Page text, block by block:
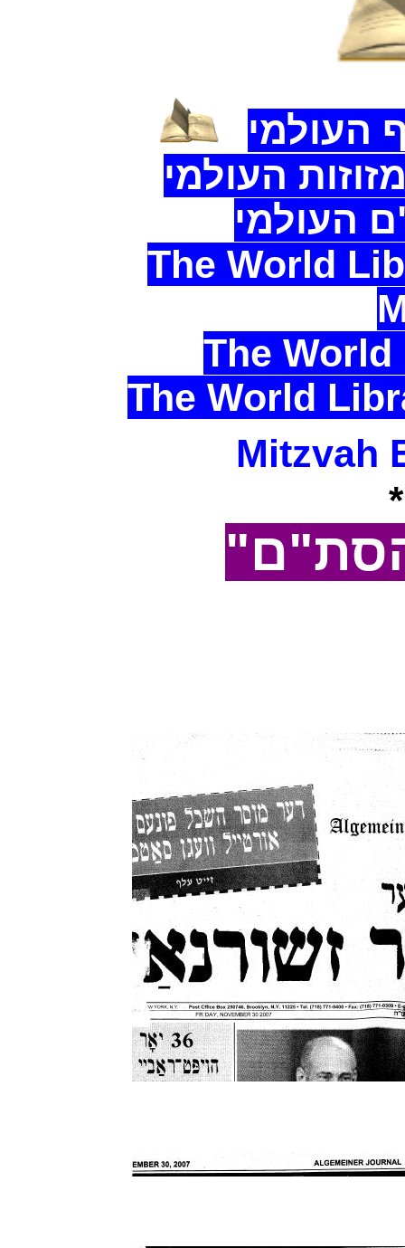
העולמי
העולמי
העולמי
The World
The
The World
Mitzvah
הסת"ם"